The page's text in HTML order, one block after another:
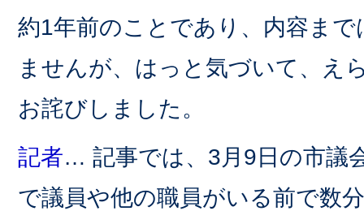
約1年前のことであり、内容ま
ませんが、はっと気づいて、え
お詫びしました。
記者… 記事では、3月9日の市議
で議員や他の職員がいる前で数